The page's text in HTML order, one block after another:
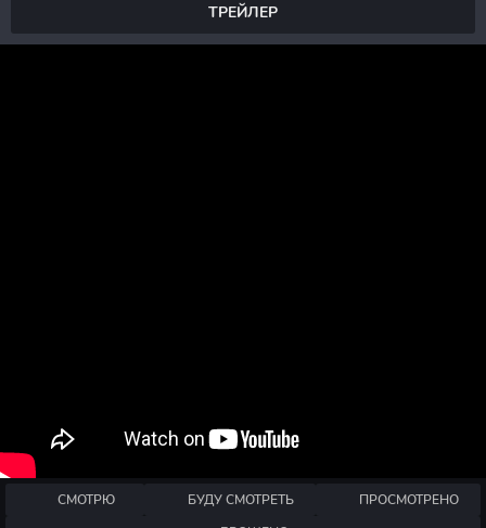
ТРЕЙЛЕР
СМОТРЮ БУДУ СМОТРЕТЬ
ПРОСМОТРЕНО